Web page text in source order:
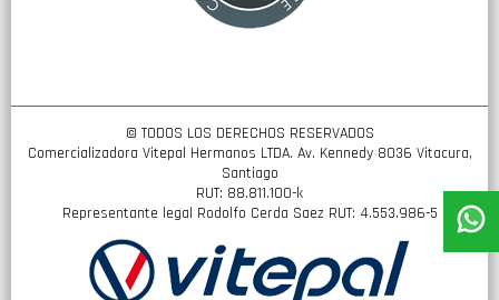
© TODOS LOS DERECHOS RESERVADOS
Comercializadora Vitepal Hermanos LTDA. Av. Kennedy 8036 Vitacura,
Santiago
RUT: 88.811.100-k
Representante legal Rodolfo Cerda Saez RUT: 4.553.986-5